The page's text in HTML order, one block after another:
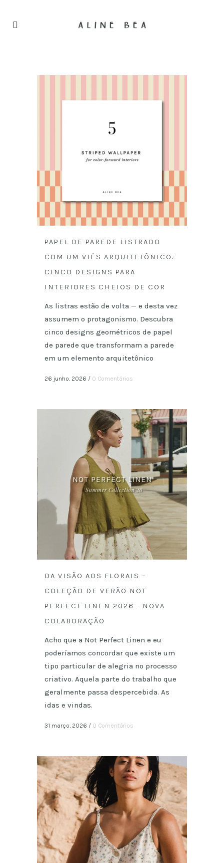
PAPEL DE PAREDE LISTRADO
COM UM VIÉS ARQUITETÔNICO:
CINCO DESIGNS PARA
INTERIORES CHEIOS DE COR
As listras estão de volta — e desta vez
assumem o protagonismo. Descubra
cinco designs geométricos de papel
de parede que transformam a parede
em um elemento arquitetônico
26 junho, 2026 / 0 Comentários
DA VISÃO AOS FLORAIS –
COLEÇÃO DE VERÃO NOT
PERFECT LINEN 2026 - NOVA
COLABORAÇÃO
Acho que a Not Perfect Linen e eu
poderíamos concordar que existe um
tipo particular de alegria no processo
criativo. Aquela parte do trabalho que
geralmente passa despercebida. As
idas e vindas.
31 março, 2026 / 0 Comentários